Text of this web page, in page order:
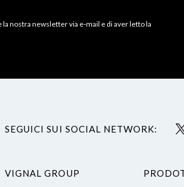
nostra newsletter via e-mail e di aver letto la
SEGUICI SUI SOCIAL NETWORK:
VIGNAL GROUP